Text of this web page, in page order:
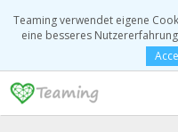
Teaming verwendet eigene
eine besseres